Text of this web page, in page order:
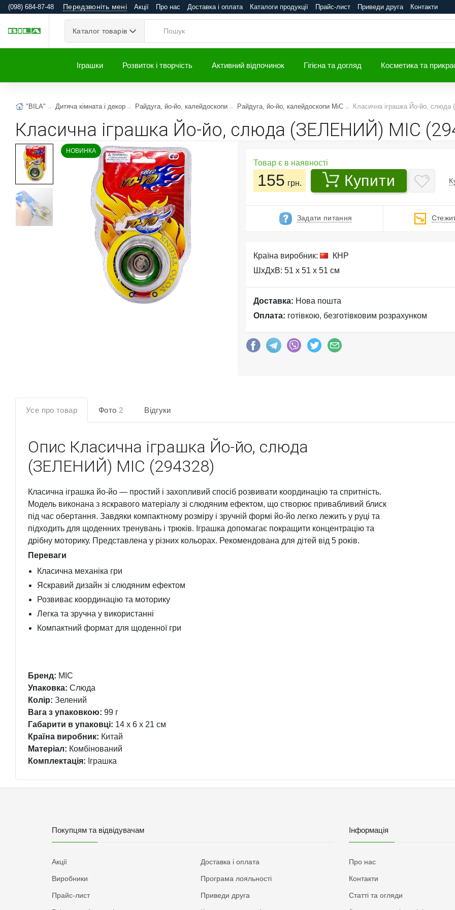
(098) 684-87-48 Передзвоніть мені Акції Про нас Доставка і оплата Каталоги продукції Прайс-лист Приведи друга Контакти
Каталог товарів
Іграшки Розвиток і творчість Активний відпочинок Гігієна та догляд Косметика та
"BILA" Дитяча кімната і декор Райдуга, йо-йо, калейдоскопи Райдуга, йо-йо, калейдоскопи MiC Класична іграшка Йо-йо,
Класична іграшка Йо-йо, слюда (ЗЕЛЕНИЙ) MIC
НОВИНКА
Товар є в наявності
155 грн. Купити
Задати питання
Країна виробник:
КНР
ШхДхВ: 51 x 51 x 51 см
Доставка: Нова пошта
Оплата: готівкою, безготівковим розрахунком
Усе про товар Фото 2 Відгуки
Опис Класична іграшка Йо-йо, слюда
(ЗЕЛЕНИЙ) MIC (294328)
Класична іграшка йо-йо — простий і захопливий спосіб розвивати координацію та спритність.
Модель виконана з яскравого матеріалу зі слюдяним ефектом, що створює привабливий блиск
під час обертання. Завдяки компактному розміру і зручній формі йо-йо легко лежить у руці та
підходить для щоденних тренувань і трюків. Іграшка допомагає покращити концентрацію та
дрібну моторику. Представлена у різних кольорах. Рекомендована для дітей від 5 років.
Переваги
Класична механіка гри
Яскравий дизайн зі слюдяним ефектом
Розвиває координацію та моторику
Легка та зручна у використанні
Компактний формат для щоденної гри
Бренд: MIC
Упаковка: Слюда
Колір: Зелений
Вага з упаковкою: 99 г
Габарити в упаковці: 14 x 6 x 21 см
Країна виробник: Китай
Матеріал: Комбінований
Комплектація: Іграшка
Покупцям та відвідувачам
Акції
Виробники
Прайс-лист
Доставка і оплата
Програма лояльності
Приведи друга
Інформація
Про нас
Контакти
Статті та огляди